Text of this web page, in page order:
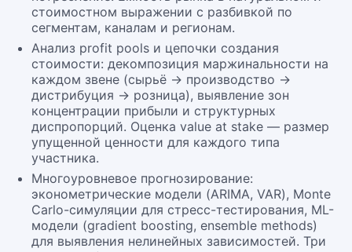
стоимостном выражении с разбивкой по
сегментам, каналам и регионам.
Анализ profit pools и цепочки создания
стоимости: декомпозиция маржинальности на
каждом звене (сырьё → производство →
дистрибуция → розница), выявление зон
концентрации прибыли и структурных
диспропорций. Оценка value at stake — размер
упущенной ценности для каждого типа
участника.
Многоуровневое прогнозирование:
эконометрические модели (ARIMA, VAR), Monte
Carlo-симуляции для стресс-тестирования, ML-
модели (gradient boosting, ensemble methods)
для выявления нелинейных зависимостей. Три